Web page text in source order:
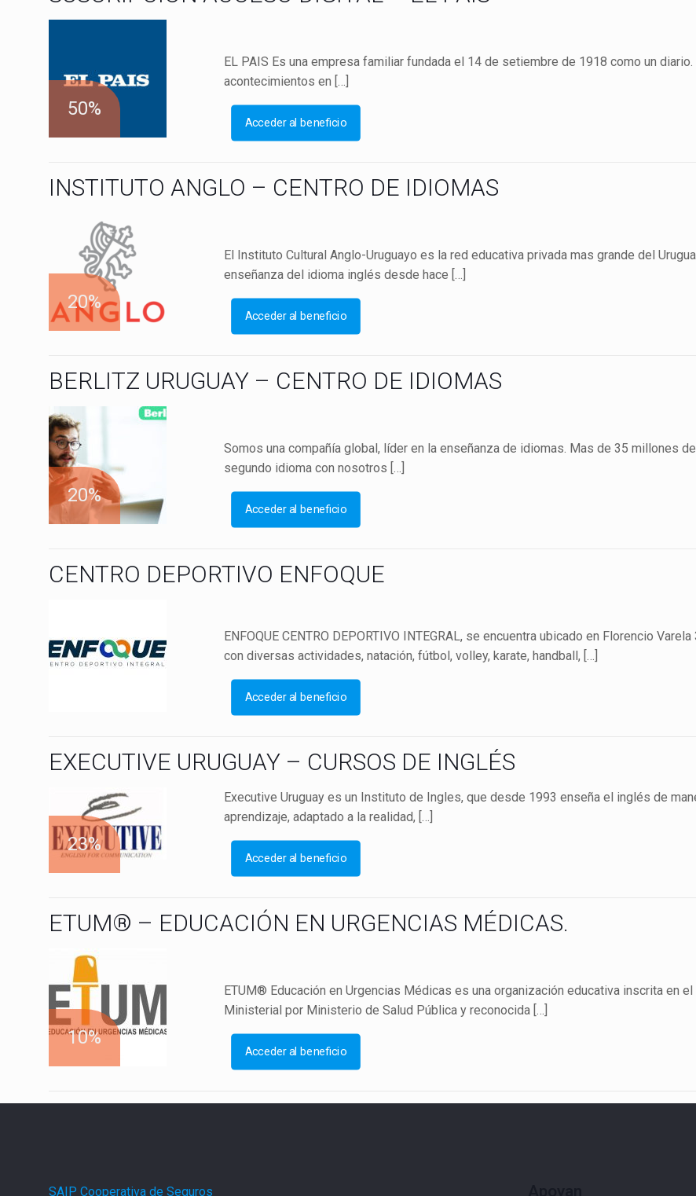
50%
EL PAIS Es una empresa familiar fundada el 14 de setiembre de 1918 como un
acontecimientos en […]
Acceder al beneficio
INSTITUTO ANGLO – CENTRO DE IDIOMAS
20%
El Instituto Cultural Anglo-Uruguayo es la red educativa privada mas grande del
enseñanza del idioma inglés desde hace […]
Acceder al beneficio
BERLITZ URUGUAY – CENTRO DE IDIOMAS
20%
Somos una compañía global, líder en la enseñanza de idiomas. Mas de 35 millones
segundo idioma con nosotros […]
Acceder al beneficio
CENTRO DEPORTIVO ENFOQUE
ENFOQUE CENTRO DEPORTIVO INTEGRAL, se encuentra ubicado en Florencio
con diversas actividades, natación, fútbol, volley, karate, handball, […]
Acceder al beneficio
EXECUTIVE URUGUAY – CURSOS DE INGLÉS
23%
Executive Uruguay es un Instituto de Ingles, que desde 1993 enseña el inglés de
aprendizaje, adaptado a la realidad, […]
Acceder al beneficio
ETUM® – EDUCACIÓN EN URGENCIAS MÉDICAS.
10%
ETUM® Educación en Urgencias Médicas es una organización educativa inscrita en
Ministerial por Ministerio de Salud Pública y reconocida […]
Acceder al beneficio
SAIP Cooperativa de Seguros